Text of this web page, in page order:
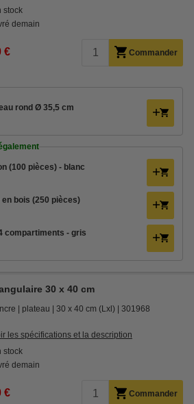
stock
demain
€ Commander
rond Ø 35,5 cm
(100 pièces) - blanc
bois (250 pièces)
compartiments - gris
30 x 40 cm
plateau 30 x 40 cm (Lxl) 301968
les spécifications et la description
stock
demain
€ Commander